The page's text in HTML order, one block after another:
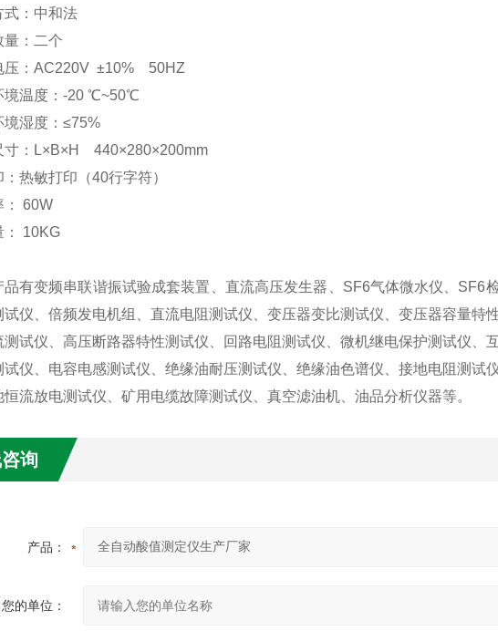
式：中和法
量：二个
压：AC220V ±10% 50HZ
境温度：-20 ℃~50℃
境湿度：≤75%
寸：L×B×H 440×280×200mm
热敏打印（40行字符）
60W
10KG
品有变频串联谐振试验成套装置、直流高压发生器、SF6气体微水仪、SF6
试仪、倍频发电机组、直流电阻测试仪、变压器变比测试仪、变压器容量特
测试仪、高压断路器特性测试仪、回路电阻测试仪、微机继电保护测试仪、
试仪、电容电感测试仪、绝缘油耐压测试仪、绝缘油色谱仪、接地电阻测试
恒流放电测试仪、矿用电缆故障测试仪、真空滤油机、油品分析仪器等。
询
产品：
您的单位：